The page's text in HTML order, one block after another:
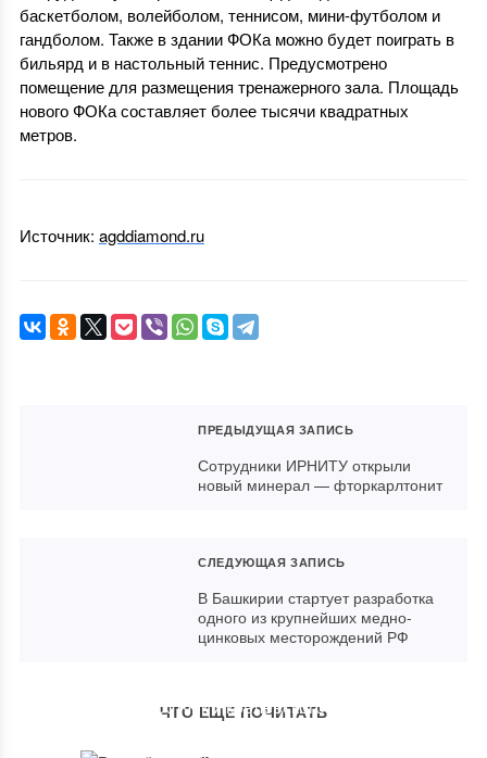
баскетболом, волейболом, теннисом, мини-футболом и
гандболом. Также в здании ФОКа можно будет поиграть в
бильярд и в настольный теннис. Предусмотрено
помещение для размещения тренажерного зала. Площадь
нового ФОКа составляет более тысячи квадратных
метров.
Источник: agddiamond.ru
ПРЕДЫДУЩАЯ ЗАПИСЬ
Сотрудники ИРНИТУ открыли
новый минерал — фторкарлтонит
СЛЕДУЮЩАЯ ЗАПИСЬ
В Башкирии стартует разработка
одного из крупнейших медно-
цинковых месторождений РФ
ЧТО ЕЩЕ ПОЧИТАТЬ
Разработчик Яковлевского